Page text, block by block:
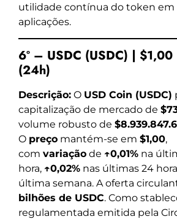
utilidade contínua do token
aplicações.
6º – USDC (USDC) |
(24h)
Descrição: O USD Coin (USDC)
capitalização de mercado de
volume robusto de
O preço mantém-se em $1,00,
com variação de ↑0,01% na
hora, ↑0,02% nas últimas 24
última semana. A oferta
bilhões de USDC. Como
regulamentada emitida pela